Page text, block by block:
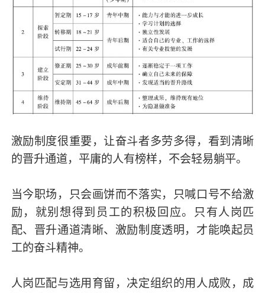
激励制度很重要，让奋斗者多劳多得，看到清晰
的晋升通道，平庸的人有榜样，不会轻易躺平。
当今职场，只会画饼而不落实，只喊口号不给激
励，就别想得到员工的积极回应。只有人岗匹
配、晋升通道清晰、激励制度透明，才能唤起员
工的奋斗精神。
人岗匹配与选用育留，决定组织的用人成败，成